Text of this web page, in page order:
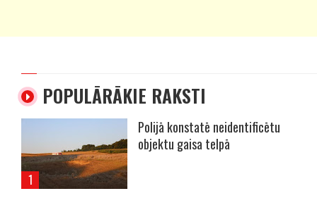
POPULĀRĀKIE RAKSTI
Polijā konstatē neidentificētu
objektu gaisa telpā